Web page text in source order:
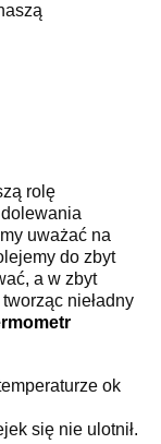
rolę
uważać na
do zbyt
a w zbyt
nieładny
ok
się nie ulotnił.